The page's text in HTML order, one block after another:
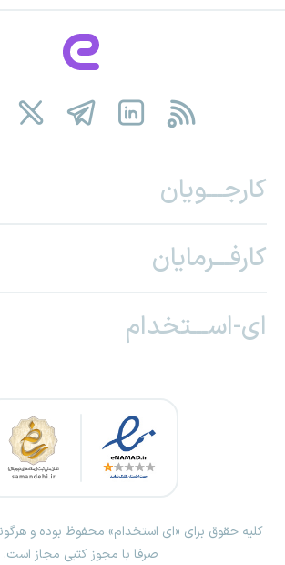
کارجـــویان
کارفـــرمایان
ای-اســـتخدام
کلیه حقوق برای «ای استخدام» محفوظ بوده و
صرفا با مجوز کتبی مجاز است.